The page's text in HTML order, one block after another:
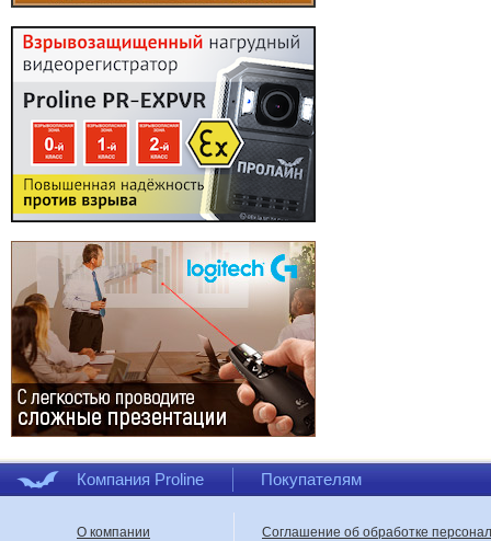
Компания Proline Покупателям
О компании
Соглашение об обработке